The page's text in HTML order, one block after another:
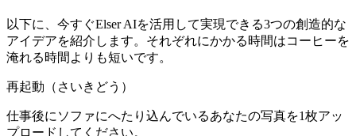
以下に、今すぐElser AIを活用して実現できる3つの創造的な
アイデアを紹介します。それぞれにかかる時間はコーヒーを
淹れる時間よりも短いです。
再起動（さいきどう）
仕事後にソファにへたり込んでいるあなたの写真を1枚アッ
プロードしてください。